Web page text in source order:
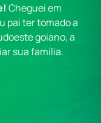
Cheguei em
pai ter tomado a
goiano, a
sua família.